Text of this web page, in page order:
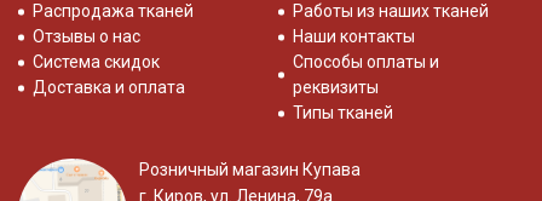
Распродажа тканей
Отзывы о нас
Система скидок
Доставка и оплата
Работы из наших тканей
Наши контакты
Способы оплаты и
реквизиты
Типы тканей
Розничный магазин Купава
г. Киров, ул. Ленина, 79а